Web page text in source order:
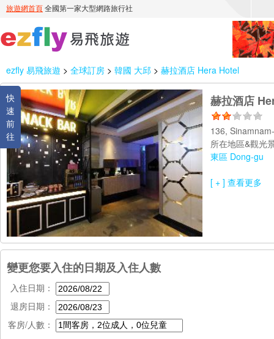
ezfly 易飛旅遊 > 全球訂房 > 韓國 大邱 > 赫拉酒店 Hera Hotel
快
速
前
往
赫拉酒店
136,
所在地區&觀光
東區 Dong-gu
[ + ] 查看更多
變更您要入住的日期及入住人數
入住日期：
退房日期：
客房/人數：